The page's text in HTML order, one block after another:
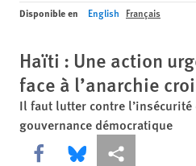
Disponible en English Français
Haïti : Une action
face à l’anarchie
Il faut lutter contre
gouvernance démocratique
Share this via Facebook
Share this via Bluesky
Share this via